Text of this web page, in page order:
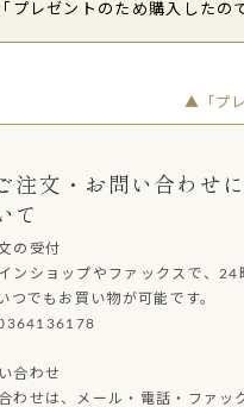
プレゼントのため購入したの
▲「プ
注文・お問い合わせ
て
の受付
ンショップやファックスで、24
つでもお買い物が可能です。
合わせ
わせは、メール・電話・ファッ